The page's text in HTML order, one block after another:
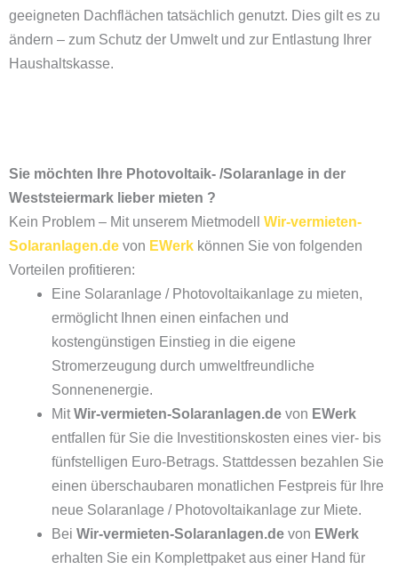
geeigneten Dachflächen tatsächlich genutzt. Dies gilt es zu
ändern – zum Schutz der Umwelt und zur Entlastung Ihrer
Haushaltskasse.
Sie möchten Ihre Photovoltaik- /Solaranlage in der
Weststeiermark lieber mieten ?
Kein Problem – Mit unserem Mietmodell Wir-vermieten-
Solaranlagen.de von EWerk können Sie von folgenden
Vorteilen profitieren:
Eine Solaranlage / Photovoltaikanlage zu mieten,
ermöglicht Ihnen einen einfachen und
kostengünstigen Einstieg in die eigene
Stromerzeugung durch umweltfreundliche
Sonnenenergie.
MitWir-vermieten-Solaranlagen.de von EWerk
entfallen für Sie die Investitionskosten eines vier- bis
fünfstelligen Euro-Betrags. Stattdessen bezahlen Sie
einen überschaubaren monatlichen Festpreis für Ihre
neue Solaranlage / Photovoltaikanlage zur Miete.
Bei Wir-vermieten-Solaranlagen.de von EWerk
erhalten Sie ein Komplettpaket aus einer Hand für